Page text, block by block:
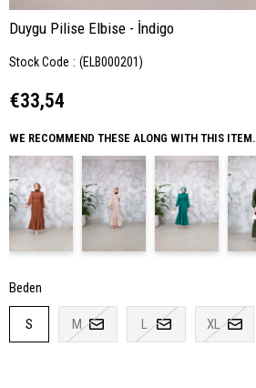
Duygu Pilise Elbise - İndigo
Stock Code (ELB000201)
€33,54
WE RECOMMEND THESE ALONG WITH THIS ITEM.
Beden
S M L XL